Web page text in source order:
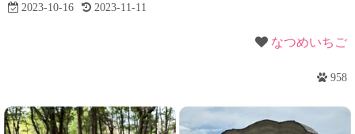
2023-10-16 2023-11-11
なつめいちご
958